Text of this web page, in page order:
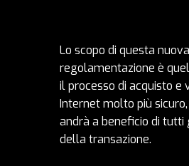
Lo scopo di questa nuova
regolamentazione è
il processo di acquisto e
Internet molto più
andrà a beneficio di tutti
della transazione.